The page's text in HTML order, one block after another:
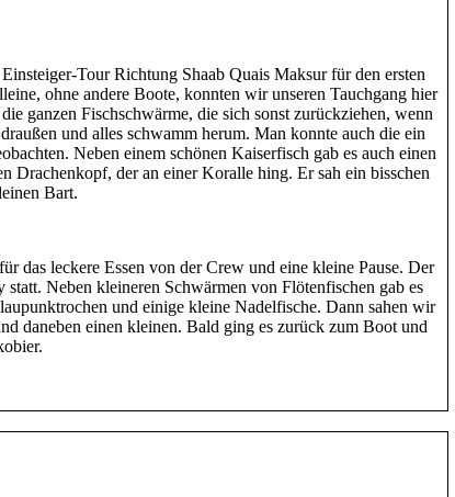
Tour Richtung Shaab Quais Maksur für den ersten
ohne andere Boote, konnten wir unseren Tauchgang hier
ganzen Fischschwärme, die sich sonst zurückziehen, wenn
und alles schwamm herum. Man konnte auch die ein
Neben einem schönen Kaiserfisch gab es auch einen
Drachenkopf, der an einer Koralle hing. Er sah ein bisschen
Bart.
das leckere Essen von der Crew und eine kleine Pause. Der
Neben kleineren Schwärmen von Flötenfischen gab es
und einige kleine Nadelfische. Dann sahen wir
daneben einen kleinen. Bald ging es zurück zum Boot und